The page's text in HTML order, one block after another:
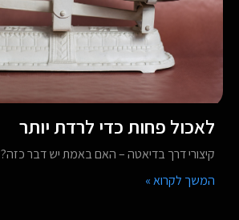
לאכול פחות כדי לרדת יותר
קיצורי דרך בדיאטה – האם באמת יש דבר כזה?
המשך לקרוא »